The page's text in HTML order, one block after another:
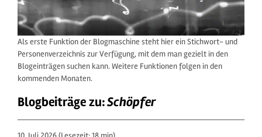
Als erste Funktion der Blogmaschine steht hier ein Stichwort- und
Personenverzeichnis zur Verfügung, mit dem man gezielt in den
Blogeinträgen suchen kann. Weitere Funktionen folgen in den
kommenden Monaten.
Blogbeiträge zu:Schöpfer